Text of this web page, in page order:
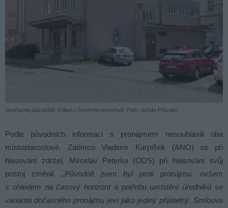
Současné působiště Odboru životního prostředí. Foto: město Příbram
Podle původních informací s pronájmem nesouhlasili oba
místostarostové. Zatímco Vladimír Karpíšek (ANO) se při
hlasování zdržel, Miroslav Peterka (ODS) při hlasování svůj
postoj změnil. „Původně jsem byl proti pronájmu, ovšem
s ohledem na časový horizont a potřebu umístění úředníků se
varianta dočasného pronájmu jeví jako jediný přijatelný. Smlouva